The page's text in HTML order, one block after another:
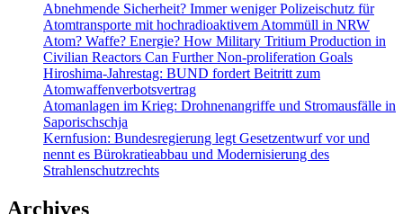
Abnehmende Sicherheit? Immer weniger Polizeischutz für
Atomtransporte mit hochradioaktivem Atommüll in NRW
Atom? Waffe? Energie? How Military Tritium Production in
Civilian Reactors Can Further Non-proliferation Goals
Hiroshima-Jahrestag: BUND fordert Beitritt zum
Atomwaffenverbotsvertrag
Atomanlagen im Krieg: Drohnenangriffe und Stromausfälle in
Saporischschja
Kernfusion: Bundesregierung legt Gesetzentwurf vor und
nennt es Bürokratieabbau und Modernisierung des
Strahlenschutzrechts
Archives